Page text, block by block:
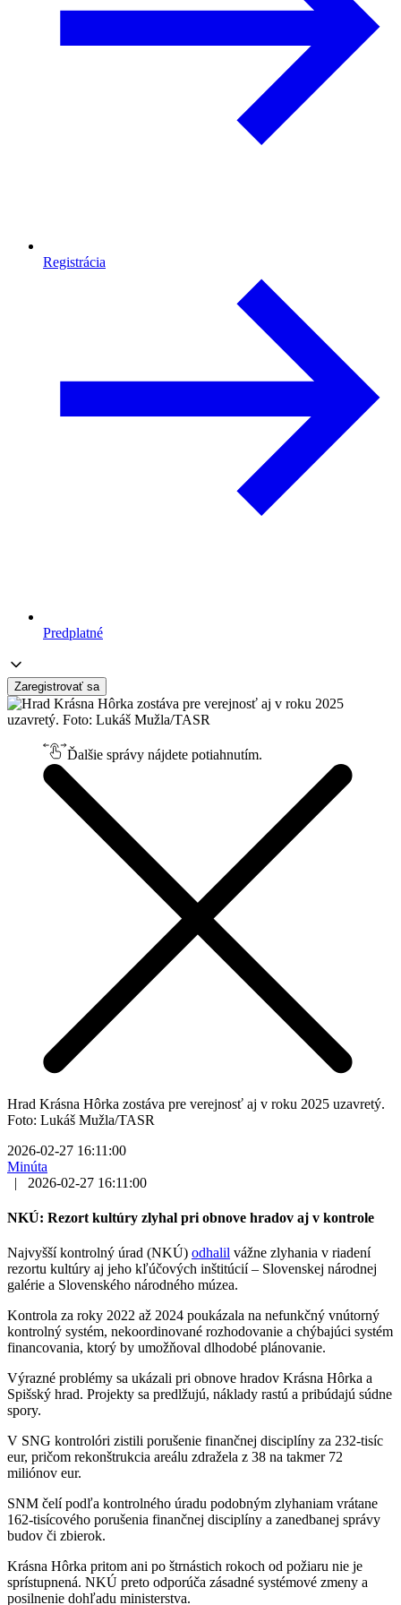
Registrácia
Predplatné
Zaregistrovať sa
Ďalšie správy nájdete potiahnutím.
Hrad Krásna Hôrka zostáva pre verejnosť aj v roku 2025 uzavretý.
Foto: Lukáš Mužla/TASR
2026-02-27 16:11:00
Minúta
|
2026-02-27 16:11:00
NKÚ: Rezort kultúry zlyhal pri obnove hradov aj v kontrole
Najvyšší kontrolný úrad (NKÚ) odhalil vážne zlyhania v riadení
rezortu kultúry aj jeho kľúčových inštitúcií – Slovenskej národnej
galérie a Slovenského národného múzea.
Kontrola za roky 2022 až 2024 poukázala na nefunkčný vnútorný
kontrolný systém, nekoordinované rozhodovanie a chýbajúci systém
financovania, ktorý by umožňoval dlhodobé plánovanie.
Výrazné problémy sa ukázali pri obnove hradov Krásna Hôrka a
Spišský hrad. Projekty sa predlžujú, náklady rastú a pribúdajú súdne
spory.
V SNG kontrolóri zistili porušenie finančnej disciplíny za 232-tisíc
eur, pričom rekonštrukcia areálu zdražela z 38 na takmer 72
miliónov eur.
SNM čelí podľa kontrolného úradu podobným zlyhaniam vrátane
162-tisícového porušenia finančnej disciplíny a zanedbanej správy
budov či zbierok.
Krásna Hôrka pritom ani po štrnástich rokoch od požiaru nie je
sprístupnená. NKÚ preto odporúča zásadné systémové zmeny a
posilnenie dohľadu ministerstva.